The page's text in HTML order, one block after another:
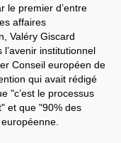
le premier d’entre
affaires
Valéry Giscard
institutionnel
Conseil européen de
qui avait rédigé
"c’est le processus
et que "90% des